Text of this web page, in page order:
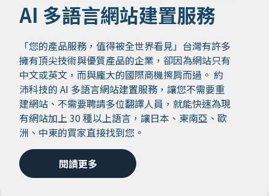
AI 多語言網站建置服務
「您的產品服務，值得被全世界看見」台灣有許多
擁有頂尖技術與優質產品的企業，卻因為網站只有
中文或英文，而與龐大的國際商機擦肩而過。 約
沛科技的 AI 多語言網站建置服務，讓您不需要重
建網站、不需要聘請多位翻譯人員，就能快速為現
有網站加上 30 種以上語言，讓日本、東南亞、歐
洲、中東的買家直接找到您。
閱讀更多